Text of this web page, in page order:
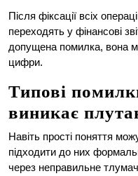
Після фіксації всіх
переходять у фінансові
допущена помилка, вона
цифри.
Типові
виникає
Навіть прості поняття
підходити до них
через неправильне